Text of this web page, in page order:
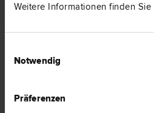
Weitere Informationen finden Sie
Notwendig
Präferenzen
Posten fremder Fotos bei
Ob Sie ein Profilfoto hochladen oder das
Facebook teilen – in allen Fällen gilt,